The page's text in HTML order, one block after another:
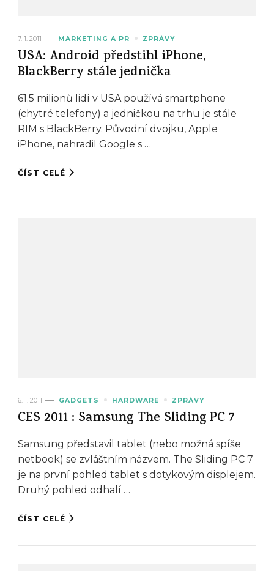
7. 1. 2011 MARKETING A PR ZPRÁVY
USA: Android předstihl iPhone,
BlackBerry stále jednička
61.5 milionů lidí v USA používá smartphone
(chytré telefony) a jedničkou na trhu je stále
RIM s BlackBerry. Původní dvojku, Apple
iPhone, nahradil Google s …
ČÍST CELÉ
6. 1. 2011 GADGETS HARDWARE ZPRÁVY
CES 2011 : Samsung The Sliding PC 7
Samsung představil tablet (nebo možná spíše
netbook) se zvláštním názvem. The Sliding PC 7
je na první pohled tablet s dotykovým displejem.
Druhý pohled odhalí …
ČÍST CELÉ